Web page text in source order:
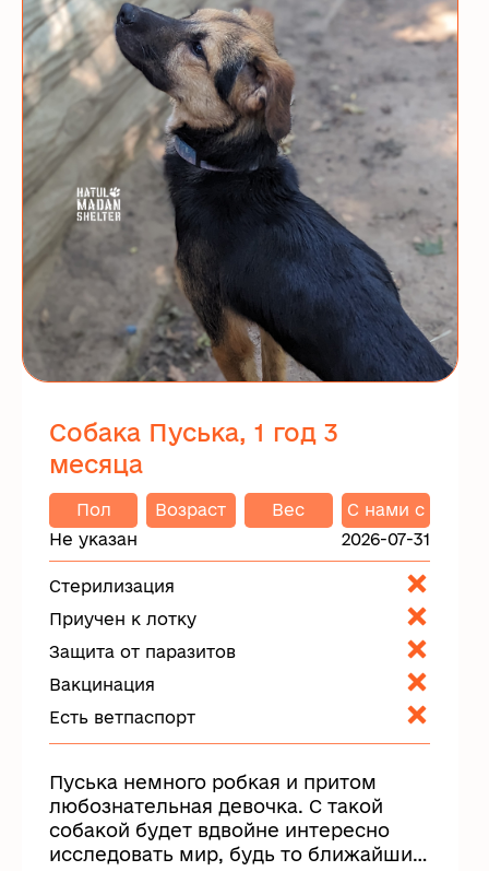
Собака Пуська, 1 год 3
месяца
Пол
Не указан
Возраст Вес
C нами с
2026-07-31
Стерилизация
Приучен к лотку
Защита от паразитов
Вакцинация
Есть ветпаспорт
Пуська немного робкая и притом
любознательная девочка. С такой
собакой будет вдвойне интересно
исследовать мир, будь то ближайший